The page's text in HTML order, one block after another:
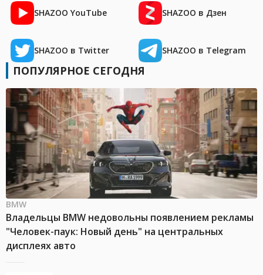
SHAZOO YouTube SHAZOO в Дзен
SHAZOO в Twitter SHAZOO в Telegram
ПОПУЛЯРНОЕ СЕГОДНЯ
BMW
Владельцы BMW недовольны появлением рекламы
"Человек-паук: Новый день" на центральных
дисплеях авто